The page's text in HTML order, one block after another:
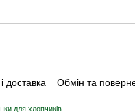
доставка Обмін та
для хлопчиків